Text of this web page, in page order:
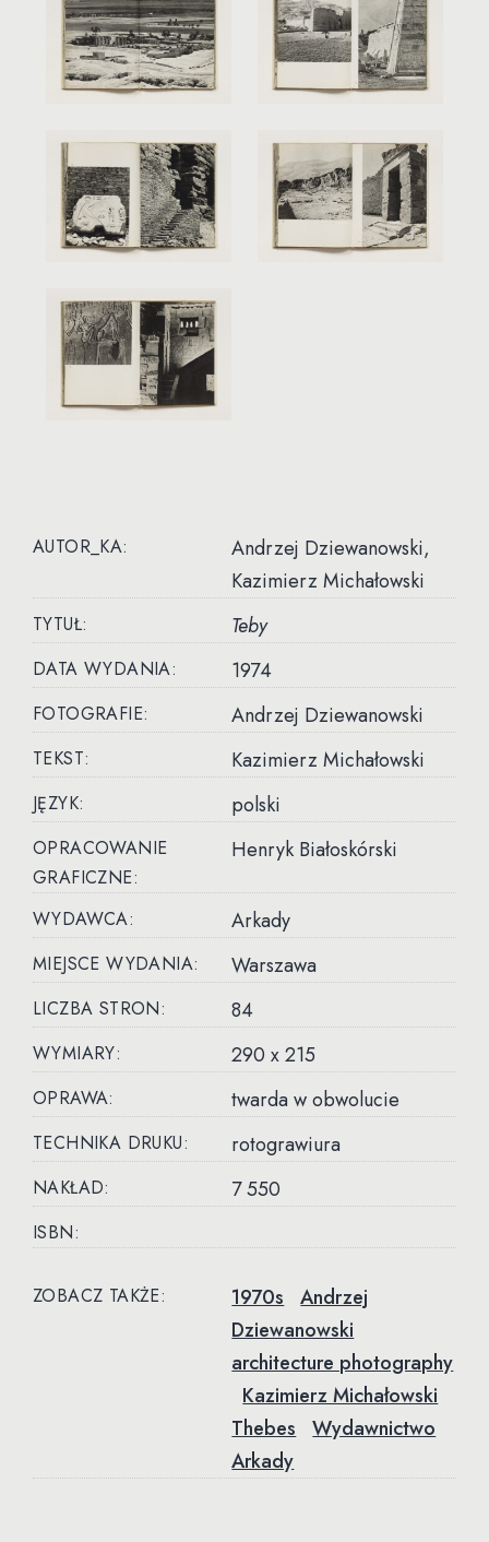
AUTOR_KA:
Andrzej Dziewanowski,
Kazimierz Michałowski
TYTUŁ: Teby
DATA WYDANIA: 1974
FOTOGRAFIE: Andrzej Dziewanowski
TEKST: Kazimierz Michałowski
JĘZYK: polski
OPRACOWANIE
GRAFICZNE:
Henryk Białoskórski
WYDAWCA: Arkady
MIEJSCE WYDANIA: Warszawa
LICZBA STRON: 84
WYMIARY: 290 x 215
OPRAWA: twarda w obwolucie
TECHNIKA DRUKU: rotograwiura
NAKŁAD: 7 550
ISBN:
ZOBACZ TAKŻE: 1970s
Andrzej
Dziewanowski
architecture photography
Kazimierz Michałowski
Thebes
Wydawnictwo
Arkady